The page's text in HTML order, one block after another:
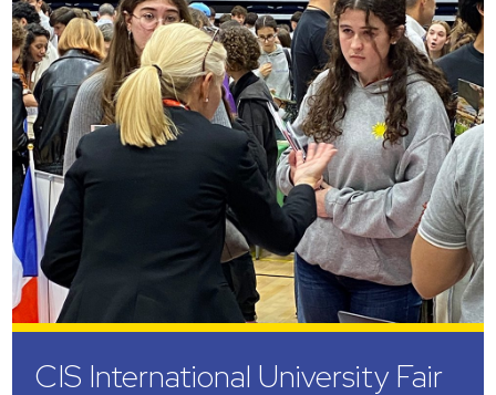
CIS International University Fair